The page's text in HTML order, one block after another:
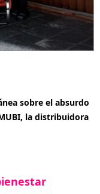
sobre el absurdo
la distribuidora